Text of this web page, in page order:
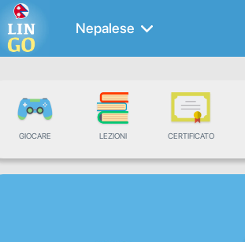
Nepalese
GIOCARE LEZIONI CERTIFICATO